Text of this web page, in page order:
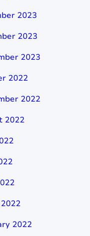
2023
2023
2023
2022
2022
2022
2022